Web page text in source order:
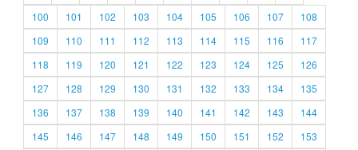
100
101 102 103 104 105 106 107
108
109
110 111 112 113 114 115 116
117
118
119 120 121 122 123 124 125
126
127
128 129 130 131 132 133 134
135
136
137 138 139 140 141 142 143
144
145
146 147 148 149 150 151 152
153